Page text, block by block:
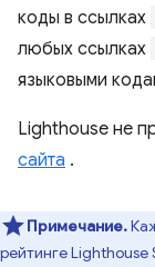
коды в ссылках
любых ссылках
языковыми
Lighthouse не
сайта .
Примечание.
рейтинге Lighthouse